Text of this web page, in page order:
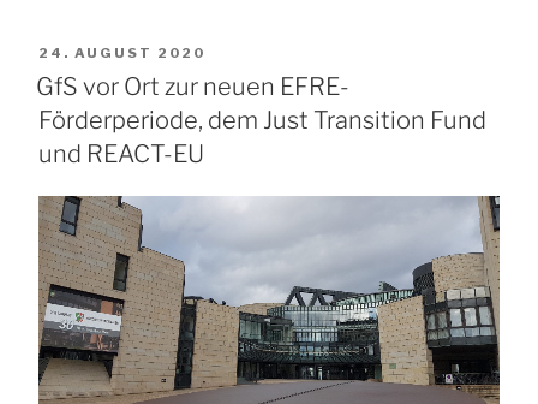
Rheinischen
Revier
am
/
4.
September“
VERÖFFENTLICHT
AM
24. AUGUST 2020
GfS vor Ort zur neuen EFRE-
Förderperiode, dem Just Transition Fund
und REACT-EU